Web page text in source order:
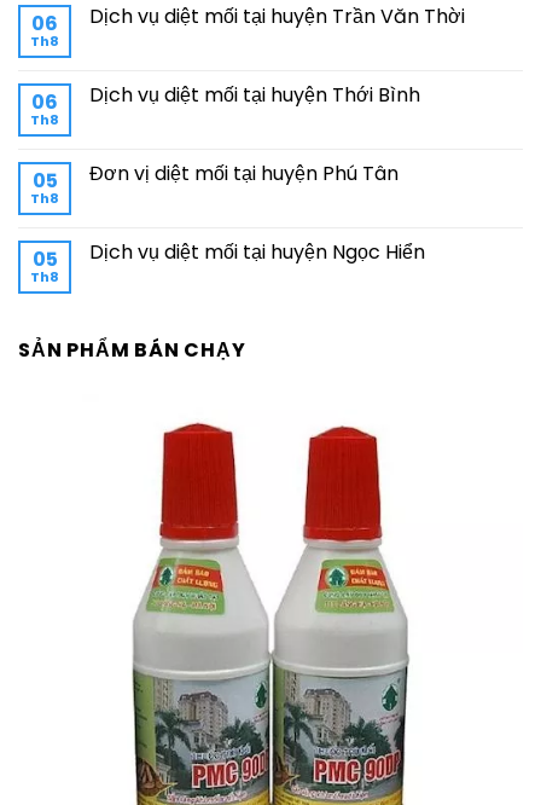
06
Th8
Dịch vụ diệt mối tại huyện Trần Văn Thời
06
Th8
Dịch vụ diệt mối tại huyện Thới Bình
05
Th8
Đơn vị diệt mối tại huyện Phú Tân
05
Th8
Dịch vụ diệt mối tại huyện Ngọc Hiển
SẢN PHẨM BÁN CHẠY